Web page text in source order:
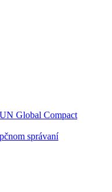
Global Compact
správaní